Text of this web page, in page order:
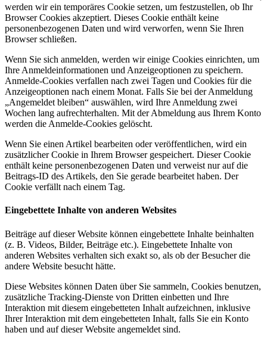
werden wir ein temporäres Cookie setzen, um festzustellen, ob Ihr
Browser Cookies akzeptiert. Dieses Cookie enthält keine
personenbezogenen Daten und wird verworfen, wenn Sie Ihren
Browser schließen.
Wenn Sie sich anmelden, werden wir einige Cookies einrichten, um
Ihre Anmeldeinformationen und Anzeigeoptionen zu speichern.
Anmelde-Cookies verfallen nach zwei Tagen und Cookies für die
Anzeigeoptionen nach einem Monat. Falls Sie bei der Anmeldung
„Angemeldet bleiben“ auswählen, wird Ihre Anmeldung zwei
Wochen lang aufrechterhalten. Mit der Abmeldung aus Ihrem Konto
werden die Anmelde-Cookies gelöscht.
Wenn Sie einen Artikel bearbeiten oder veröffentlichen, wird ein
zusätzlicher Cookie in Ihrem Browser gespeichert. Dieser Cookie
enthält keine personenbezogenen Daten und verweist nur auf die
Beitrags-ID des Artikels, den Sie gerade bearbeitet haben. Der
Cookie verfällt nach einem Tag.
Eingebettete Inhalte von anderen Websites
Beiträge auf dieser Website können eingebettete Inhalte beinhalten
(z. B. Videos, Bilder, Beiträge etc.). Eingebettete Inhalte von
anderen Websites verhalten sich exakt so, als ob der Besucher die
andere Website besucht hätte.
Diese Websites können Daten über Sie sammeln, Cookies benutzen,
zusätzliche Tracking-Dienste von Dritten einbetten und Ihre
Interaktion mit diesem eingebetteten Inhalt aufzeichnen, inklusive
Ihrer Interaktion mit dem eingebetteten Inhalt, falls Sie ein Konto
haben und auf dieser Website angemeldet sind.